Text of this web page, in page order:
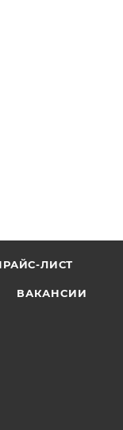
ЛИСТ
ВАКАНСИИ